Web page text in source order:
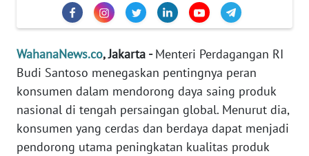
WahanaNews.co, Jakarta -Menteri Perdagangan RI
Budi Santoso menegaskan pentingnya peran
konsumen dalam mendorong daya saing produk
nasional di tengah persaingan global. Menurut dia,
konsumen yang cerdas dan berdaya dapat menjadi
pendorong utama peningkatan kualitas produk
EDITORIAL
INDEKS
BERITA
KONTAK
KAMI